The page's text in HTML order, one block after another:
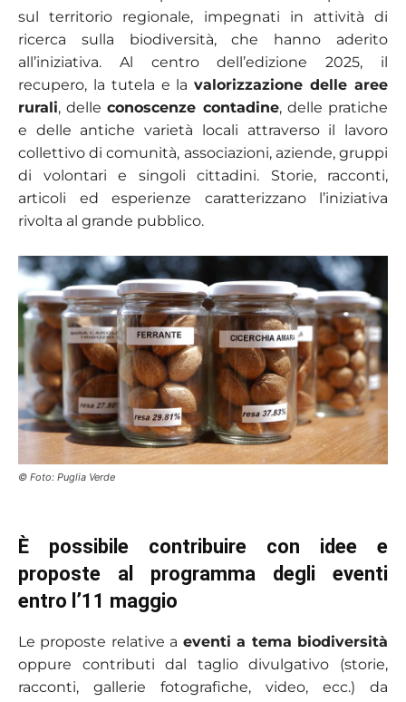
sul territorio regionale, impegnati in attività di
ricerca sulla biodiversità, che hanno aderito
all’iniziativa. Al centro dell’edizione 2025, il
recupero, la tutela e lavalorizzazione delle aree
rurali, delleconoscenze contadine, delle pratiche
e delle antiche varietà locali attraverso il lavoro
collettivo di comunità, associazioni, aziende, gruppi
di volontari e singoli cittadini. Storie, racconti,
articoli ed esperienze caratterizzano l’iniziativa
rivolta al grande pubblico.
© Foto: Puglia Verde
È possibile contribuire con idee e
proposte al programma degli eventi
entro l’11 maggio
Le proposte relative a eventi a tema biodiversità
oppure contributi dal taglio divulgativo (storie,
racconti, gallerie fotografiche, video, ecc.) da